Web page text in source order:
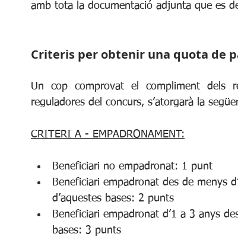
amb tota la documentació adjunta que es
Criteris per obtenir una quota de
Un cop comprovat el compliment dels
reguladores del concurs, s’atorgarà la
CRITERI A - EMPADRONAMENT:
Beneficiari no empadronat: 1 punt
Beneficiari empadronat des de menys
d’aquestes bases: 2 punts
Beneficiari empadronat d’1 a 3 anys
bases: 3 punts